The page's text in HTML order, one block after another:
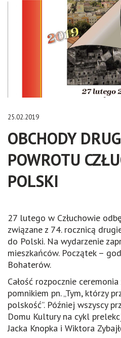
25.02.2019
OBCHODY
POWROTU
POLSKI
27 lutego w Człuchowie
związane z 74. rocznicą
do Polski. Na wydarzenie
mieszkańców. Początek –
Bohaterów.
Całość rozpocznie
pomnikiem pn. „Tym, którzy
polskość”. Później wszyscy
Domu Kultury na cykl
Jacka Knopka i Wiktora